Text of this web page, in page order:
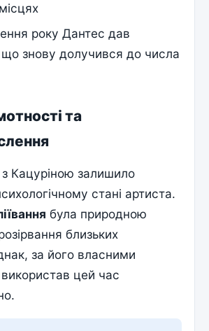
року Дантес дав
що знову долучився до числа
та
Кацуріною залишило
стані артиста.
була природною
близьких
за його власними
цей час